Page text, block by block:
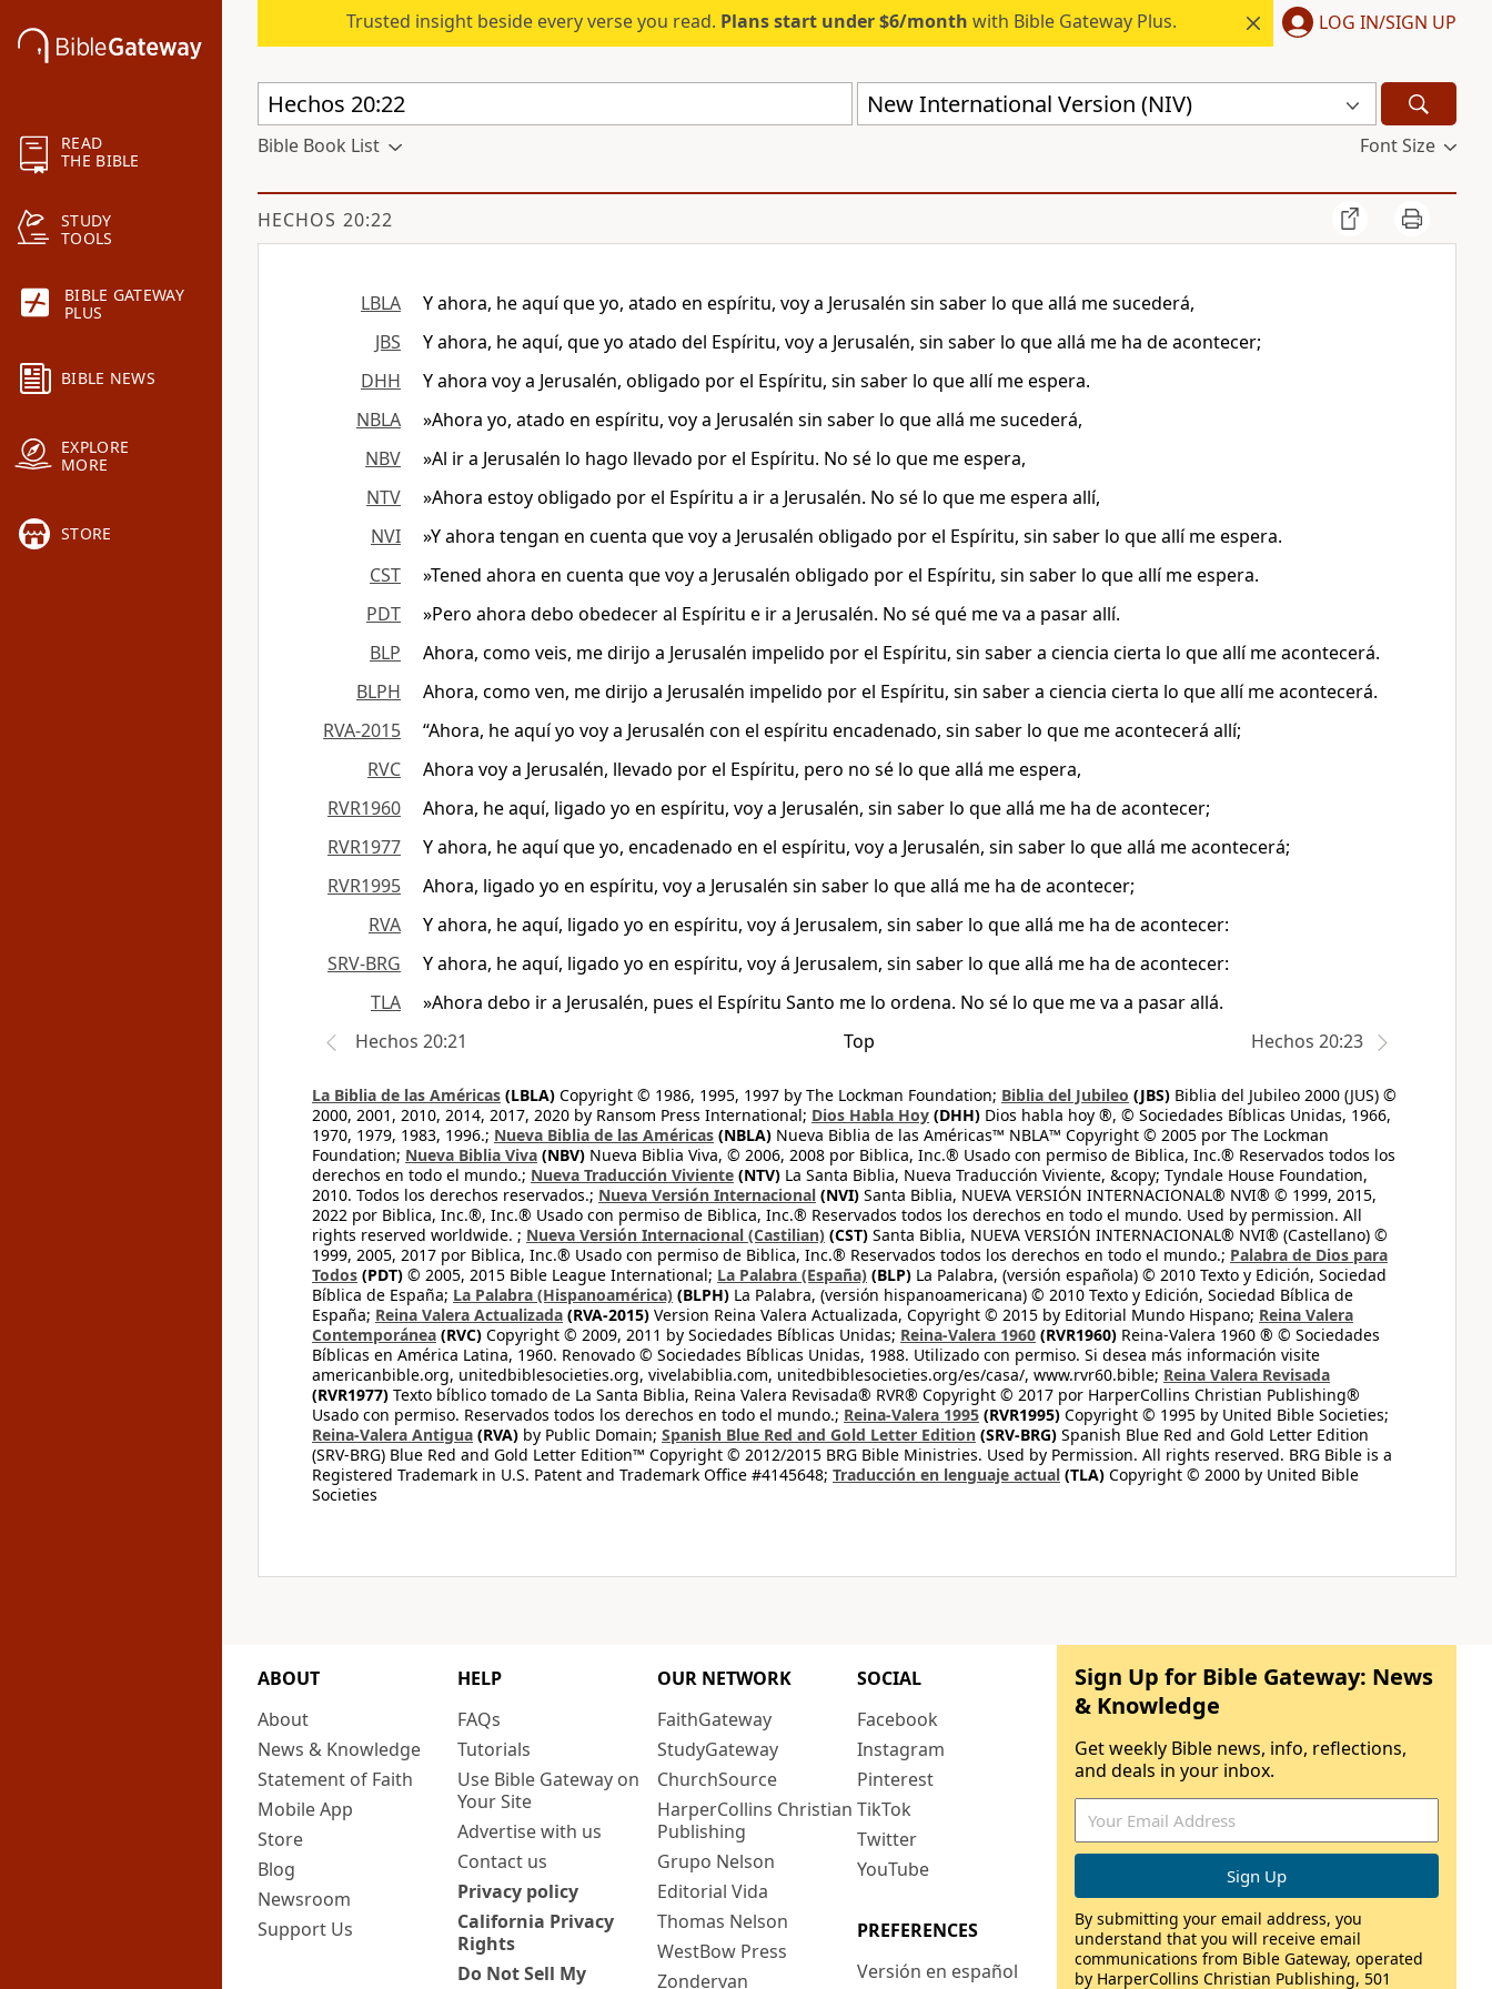
READ
THE BIBLE
STUDY
TOOLS
BIBLE GATEWAY
PLUS
BIBLE NEWS
EXPLORE
MORE
STORE
Trusted insight beside every verse you read. Plans start under $6/month with Bible Gateway Plus. LOG IN/SIGN UP
New International Version (NIV)
Bible Book List Font Size
HECHOS 20:22
LBLA
Y ahora, he aquí que yo, atado en espíritu, voy a Jerusalén sin saber lo que allá me sucederá,
JBS
Y ahora, he aquí, que yo atado del Espíritu, voy a Jerusalén, sin saber lo que allá me ha de acontecer;
DHH
Y ahora voy a Jerusalén, obligado por el Espíritu, sin saber lo que allí me espera.
NBLA
»Ahora yo, atado en espíritu, voy a Jerusalén sin saber lo que allá me sucederá,
NBV
»Al ir a Jerusalén lo hago llevado por el Espíritu. No sé lo que me espera,
NTV
»Ahora estoy obligado por el Espíritu a ir a Jerusalén. No sé lo que me espera allí,
NVI
»Y ahora tengan en cuenta que voy a Jerusalén obligado por el Espíritu, sin saber lo que allí me espera.
CST
»Tened ahora en cuenta que voy a Jerusalén obligado por el Espíritu, sin saber lo que allí me espera.
PDT
»Pero ahora debo obedecer al Espíritu e ir a Jerusalén. No sé qué me va a pasar allí.
BLP
Ahora, como veis, me dirijo a Jerusalén impelido por el Espíritu, sin saber a ciencia cierta lo que allí me acontecerá.
BLPH
Ahora, como ven, me dirijo a Jerusalén impelido por el Espíritu, sin saber a ciencia cierta lo que allí me acontecerá.
RVA-2015
“Ahora, he aquí yo voy a Jerusalén con el espíritu encadenado, sin saber lo que me acontecerá allí;
RVC
Ahora voy a Jerusalén, llevado por el Espíritu, pero no sé lo que allá me espera,
RVR1960
Ahora, he aquí, ligado yo en espíritu, voy a Jerusalén, sin saber lo que allá me ha de acontecer;
RVR1977
Y ahora, he aquí que yo, encadenado en el espíritu, voy a Jerusalén, sin saber lo que allá me acontecerá;
RVR1995
Ahora, ligado yo en espíritu, voy a Jerusalén sin saber lo que allá me ha de acontecer;
RVA
Y ahora, he aquí, ligado yo en espíritu, voy á Jerusalem, sin saber lo que allá me ha de acontecer:
SRV-BRG
Y ahora, he aquí, ligado yo en espíritu, voy á Jerusalem, sin saber lo que allá me ha de acontecer:
TLA
»Ahora debo ir a Jerusalén, pues el Espíritu Santo me lo ordena. No sé lo que me va a pasar allá.
Hechos 20:21
Top Hechos 20:23
La Biblia de las Américas (LBLA) Copyright © 1986, 1995, 1997 by The Lockman Foundation; Biblia del Jubileo (JBS) Biblia del Jubileo 2000 (JUS) ©
2000, 2001, 2010, 2014, 2017, 2020 by Ransom Press International; Dios Habla Hoy (DHH) Dios habla hoy ®, © Sociedades Bíblicas Unidas, 1966,
1970, 1979, 1983, 1996.; Nueva Biblia de las Américas (NBLA) Nueva Biblia de las Américas™ NBLA™ Copyright © 2005 por The Lockman
Foundation; Nueva Biblia Viva (NBV) Nueva Biblia Viva, © 2006, 2008 por Biblica, Inc.® Usado con permiso de Biblica, Inc.® Reservados todos los
derechos en todo el mundo.; Nueva Traducción Viviente (NTV) La Santa Biblia, Nueva Traducción Viviente, &copy; Tyndale House Foundation,
2010. Todos los derechos reservados.; Nueva Versión Internacional (NVI) Santa Biblia, NUEVA VERSIÓN INTERNACIONAL® NVI® © 1999, 2015,
2022 por Biblica, Inc.®, Inc.® Usado con permiso de Biblica, Inc.® Reservados todos los derechos en todo el mundo. Used by permission. All
rights reserved worldwide. ; Nueva Versión Internacional (Castilian) (CST) Santa Biblia, NUEVA VERSIÓN INTERNACIONAL® NVI® (Castellano) ©
1999, 2005, 2017 por Biblica, Inc.® Usado con permiso de Biblica, Inc.® Reservados todos los derechos en todo el mundo.; Palabra de Dios para
Todos (PDT) © 2005, 2015 Bible League International; La Palabra (España) (BLP) La Palabra, (versión española) © 2010 Texto y Edición, Sociedad
Bíblica de España; La Palabra (Hispanoamérica) (BLPH) La Palabra, (versión hispanoamericana) © 2010 Texto y Edición, Sociedad Bíblica de
España; Reina Valera Actualizada (RVA-2015) Version Reina Valera Actualizada, Copyright © 2015 by Editorial Mundo Hispano; Reina Valera
Contemporánea (RVC) Copyright © 2009, 2011 by Sociedades Bíblicas Unidas; Reina-Valera 1960 (RVR1960) Reina-Valera 1960 ® © Sociedades
Bíblicas en América Latina, 1960. Renovado © Sociedades Bíblicas Unidas, 1988. Utilizado con permiso. Si desea más información visite
americanbible.org, unitedbiblesocieties.org, vivelabiblia.com, unitedbiblesocieties.org/es/casa/, www.rvr60.bible; Reina Valera Revisada
(RVR1977) Texto bíblico tomado de La Santa Biblia, Reina Valera Revisada® RVR® Copyright © 2017 por HarperCollins Christian Publishing®
Usado con permiso. Reservados todos los derechos en todo el mundo.; Reina-Valera 1995 (RVR1995) Copyright © 1995 by United Bible Societies;
Reina-Valera Antigua (RVA) by Public Domain; Spanish Blue Red and Gold Letter Edition (SRV-BRG) Spanish Blue Red and Gold Letter Edition
(SRV-BRG) Blue Red and Gold Letter Edition™ Copyright © 2012/2015 BRG Bible Ministries. Used by Permission. All rights reserved. BRG Bible is a
Registered Trademark in U.S. Patent and Trademark Office #4145648; Traducción en lenguaje actual (TLA) Copyright © 2000 by United Bible
Societies
ABOUT
About
News & Knowledge
Statement of Faith
Mobile App
Store
Blog
Newsroom
Support Us
HELP
FAQs
Tutorials
Use Bible Gateway on
Your Site
Advertise with us
Contact us
Privacy policy
California Privacy
Rights
Do Not Sell My
OUR NETWORK
FaithGateway
StudyGateway
ChurchSource
HarperCollins Christian
Publishing
Grupo Nelson
Editorial Vida
Thomas Nelson
WestBow Press
Zondervan
SOCIAL
Facebook
Instagram
Pinterest
TikTok
Twitter
YouTube
PREFERENCES
Versión en español
Sign Up for Bible Gateway: News
& Knowledge
Get weekly Bible news, info, reflections,
and deals in your inbox.
By submitting your email address, you
understand that you will receive email
communications from Bible Gateway, operated
by HarperCollins Christian Publishing, 501